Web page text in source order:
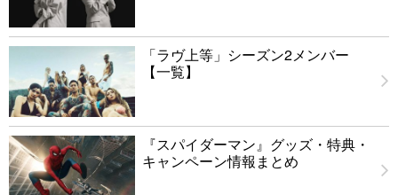
「ラヴ上等」シーズン2メンバー
【一覧】
『スパイダーマン』グッズ・特典・
キャンペーン情報まとめ